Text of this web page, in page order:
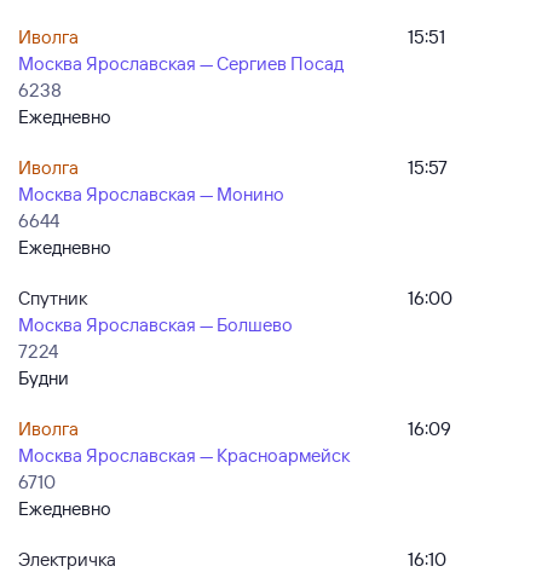
Иволга
Москва Ярославская — Сергиев Посад
6238
Ежедневно
15:51
Иволга
Москва Ярославская — Монино
6644
Ежедневно
15:57
Спутник
Москва Ярославская — Болшево
7224
Будни
16:00
Иволга
Москва Ярославская — Красноармейск
6710
Ежедневно
16:09
Электричка
16:10